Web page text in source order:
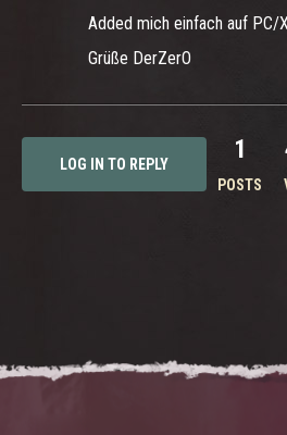
Added mich einfach auf PC/
Grüße DerZerO
LOG IN TO REPLY 1
POSTS